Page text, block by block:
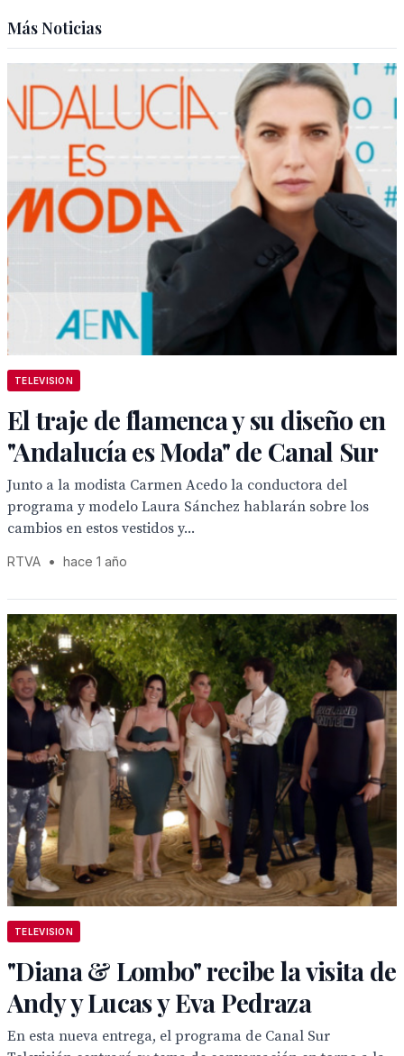
Más Noticias
TELEVISION
El traje de flamenca y su diseño en
"Andalucía es Moda" de Canal Sur
Junto a la modista Carmen Acedo la conductora del
programa y modelo Laura Sánchez hablarán sobre los
cambios en estos vestidos y...
RTVA • hace 1 año
TELEVISION
"Diana & Lombo" recibe la visita de
Andy y Lucas y Eva Pedraza
En esta nueva entrega, el programa de Canal Sur